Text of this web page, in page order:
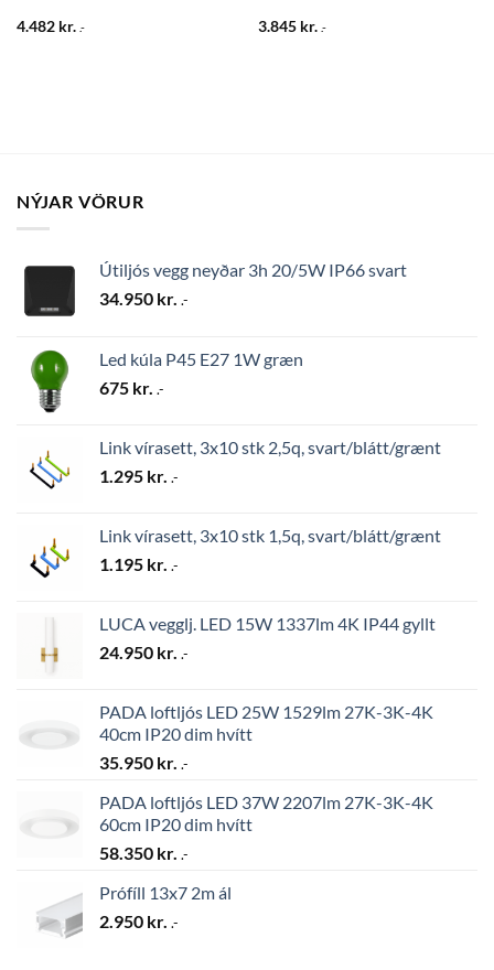
4.482 kr. .- 3.845 kr. .-
NÝJAR VÖRUR
Útiljós vegg neyðar 3h 20/5W IP66 svart
34.950 kr. .-
Led kúla P45 E27 1W græn
675 kr. .-
Link vírasett, 3x10 stk 2,5q, svart/blátt/grænt
1.295 kr. .-
Link vírasett, 3x10 stk 1,5q, svart/blátt/grænt
1.195 kr. .-
LUCA vegglj. LED 15W 1337lm 4K IP44 gyllt
24.950 kr. .-
PADA loftljós LED 25W 1529lm 27K-3K-4K
40cm IP20 dim hvítt
35.950 kr. .-
PADA loftljós LED 37W 2207lm 27K-3K-4K
60cm IP20 dim hvítt
58.350 kr. .-
Prófíll 13x7 2m ál
2.950 kr. .-